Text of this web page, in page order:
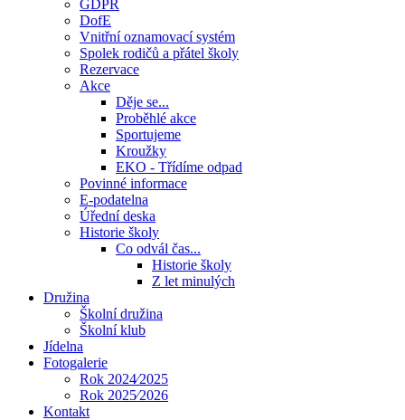
GDPR
DofE
Vnitřní oznamovací systém
Spolek rodičů a přátel školy
Rezervace
Akce
Děje se...
Proběhlé akce
Sportujeme
Kroužky
EKO - Třídíme odpad
Povinné informace
E-podatelna
Úřední deska
Historie školy
Co odvál čas...
Historie školy
Z let minulých
Družina
Školní družina
Školní klub
Jídelna
Fotogalerie
Rok 2024⁄2025
Rok 2025⁄2026
Kontakt